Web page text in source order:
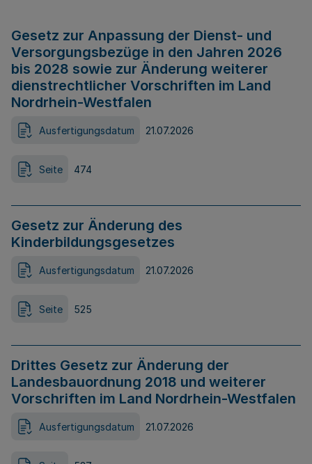
Gesetz zur Anpassung der Dienst- und
Versorgungsbezüge in den Jahren 2026
bis 2028 sowie zur Änderung weiterer
dienstrechtlicher Vorschriften im Land
Nordrhein-Westfalen
Ausfertigungsdatum 21.07.2026
Seite 474
Gesetz zur Änderung des
Kinderbildungsgesetzes
Ausfertigungsdatum 21.07.2026
Seite 525
Drittes Gesetz zur Änderung der
Landesbauordnung 2018 und weiterer
Vorschriften im Land Nordrhein-Westfalen
Ausfertigungsdatum 21.07.2026